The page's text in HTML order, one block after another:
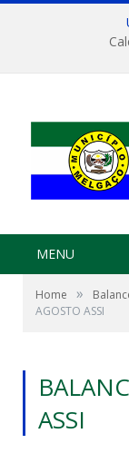
MENU
Home »
AGOSTO ASSI
ASSI